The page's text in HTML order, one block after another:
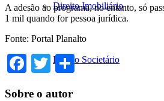
Direito Imobiliário
Direito Societário
A adesão ao programa, no entanto, só
1 mil quando for pessoa jurídica.
Fonte: Portal Planalto
Facebook
Twitter
Share
Sobre o autor